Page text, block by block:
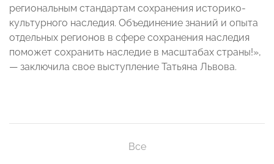
региональным стандартам сохранения историко-
культурного наследия. Объединение знаний и опыта
отдельных регионов в сфере сохранения наследия
поможет сохранить наследие в масштабах страны!»,
— заключила свое выступление Татьяна Львова.
Все